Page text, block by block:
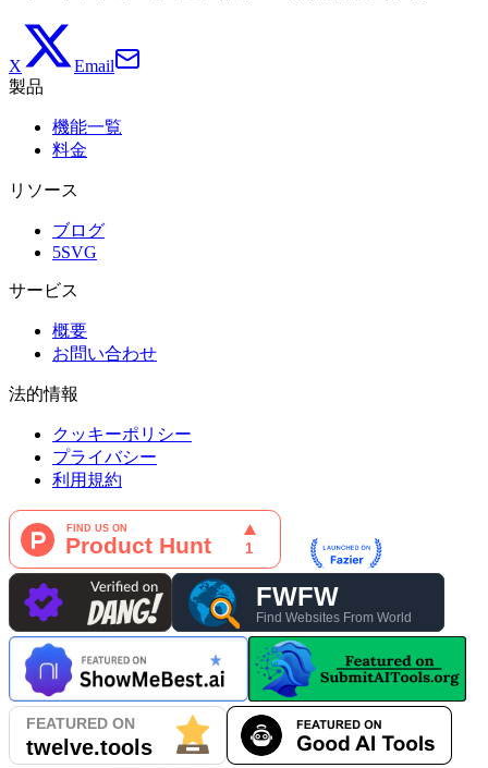
X
Email
製品
機能一覧
料金
リソース
ブログ
5SVG
サービス
概要
お問い合わせ
法的情報
クッキーポリシー
プライバシー
利用規約